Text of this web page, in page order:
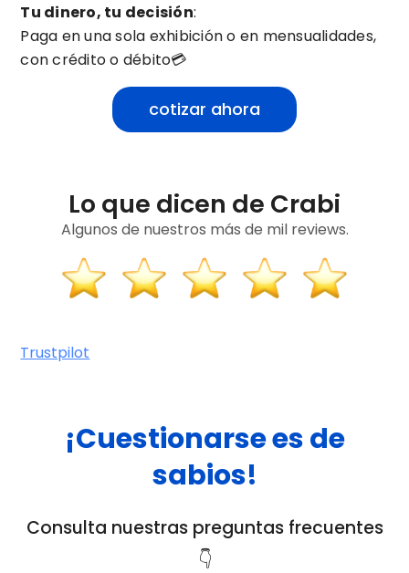
Tu dinero, tu decisión:
Paga en una sola exhibición o en mensualidades,
con crédito o débito💳
cotizar ahora
Lo que dicen de Crabi
Algunos de nuestros más de mil reviews.
Trustpilot
¡Cuestionarse es de
sabios!
Consulta nuestras preguntas frecuentes
👇